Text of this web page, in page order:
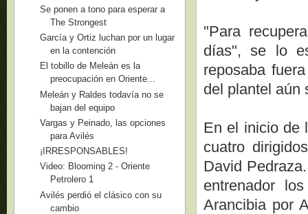
"Para
días", se lo
reposaba
del plantel aún
En el inicio de
cuatro
David
entrenador
Arancibia por
Se ponen a tono para esperar a
The Strongest
García y Ortiz luchan por un lugar
en la contención
El tobillo de Meleán es la
preocupación en Oriente...
Meleán y Raldes todavía no se
bajan del equipo
Vargas y Peinado, las opciones
para Avilés
¡IRRESPONSABLES!
Video: Blooming 2 - Oriente
Petrolero 1
Avilés perdió el clásico con su
cambio